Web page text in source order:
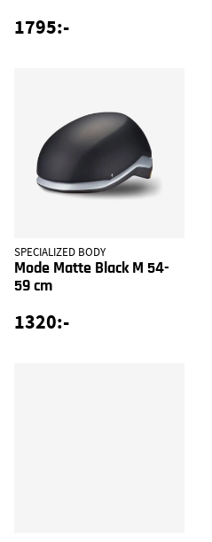
1795:-
SPECIALIZED BODY
Mode Matte Black M 54-
59 cm
1320:-